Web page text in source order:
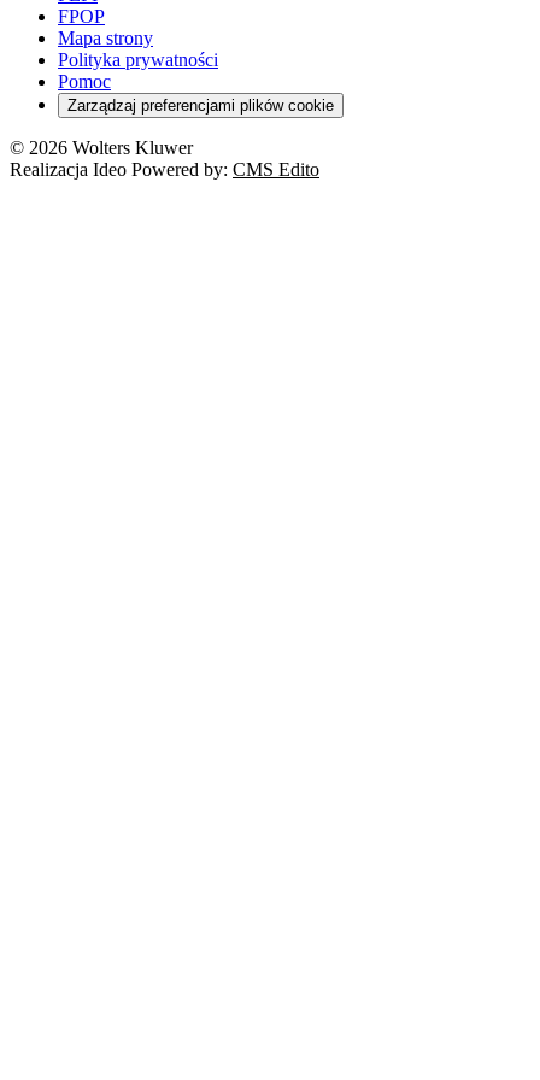
Kredyty
Cło
Deregulacja
Cyberbezpieczeństwo
Franczyza
Prawo autorskie
Szkoła i uczeń
Turystyka
Orzeczenia
RODO
FPOP
Mapa strony
Polityka prywatności
Pomoc
Zarządzaj preferencjami plików cookie
© 2026 Wolters Kluwer
Realizacja Ideo Powered by: CMS Edito